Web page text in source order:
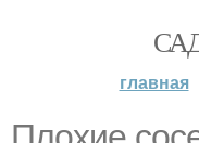
главная